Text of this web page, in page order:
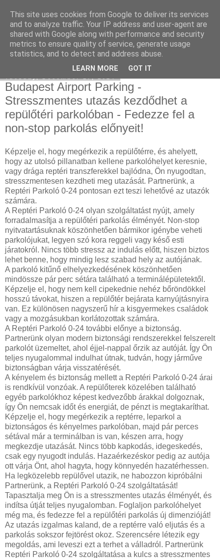
Mercedes külföldről
Budapest Airport Parking -
Stresszmentes utazás kezdődhet a
repülőtéri parkolóban - Fedezze fel a
non-stop parkolás előnyeit!
Képzelje el, hogy megérkezik a repülőtérre, és ahelyett,
hogy az utolsó pillanatban kellene parkolóhelyet keresnie,
vagy drága reptéri transzferekkel bajlódna, Ön nyugodtan,
stresszmentesen kezdheti meg utazását. Partnerünk, a
Reptéri Parkoló 0-24 pontosan ezt teszi lehetővé az utazók
számára.
A Reptéri Parkoló 0-24 olyan szolgáltatást nyújt, amely
forradalmasítja a repülőtéri parkolás élményét. Non-stop
nyitvatartásuknak köszönhetően bármikor igénybe veheti
parkolójukat, legyen szó kora reggeli vagy késő esti
járatokról. Nincs több stressz az indulás előtt, hiszen biztos
lehet benne, hogy mindig lesz szabad hely az autójának.
A parkoló kitűnő elhelyezkedésének köszönhetően
mindössze pár perc sétára található a terminálépületektől.
Képzelje el, hogy nem kell cipekednie nehéz bőröndökkel
hosszú távokat, hiszen a repülőtér bejárata karnyújtásnyira
van. Ez különösen nagyszerű hír a kisgyermekes családok
vagy a mozgásukban korlátozottak számára.
A Reptéri Parkoló 0-24 további előnye a biztonság.
Partnerünk olyan modern biztonsági rendszerekkel felszerelt
parkolót üzemeltet, ahol éjjel-nappal őrzik az autóját. Így Ön
teljes nyugalommal indulhat útnak, tudván, hogy járműve
biztonságban várja visszatérését.
A kényelem és biztonság mellett a Reptéri Parkoló 0-24 árai
is rendkívül vonzóak. A repülőterek közelében található
egyéb parkolókhoz képest kedvezőbb árakkal dolgoznak,
így Ön nemcsak időt és energiát, de pénzt is megtakaríthat.
Képzelje el, hogy megérkezik a reptérre, leparkol a
biztonságos és kényelmes parkolóban, majd pár perces
sétával már a terminálban is van, készen arra, hogy
megkezdje utazását. Nincs több kapkodás, idegeskedés,
csak egy nyugodt indulás. Hazaérkezéskor pedig az autója
ott várja Önt, ahol hagyta, hogy könnyedén hazatérhessen.
Ha legközelebb repülővel utazik, ne habozzon kipróbálni
Partnerünk, a Reptéri Parkoló 0-24 szolgáltatását!
Tapasztalja meg Ön is a stresszmentes utazás élményét, és
indítsa útját teljes nyugalomban. Foglaljon parkolóhelyet
még ma, és fedezze fel a repülőtéri parkolás új dimenzióját!
Az utazás izgalmas kaland, de a reptérre való eljutás és a
parkolás sokszor fejtörést okoz. Szerencsére létezik egy
megoldás, ami leveszi ezt a terhet a válladról. Partnerünk
Reptéri Parkoló 0-24 szolgáltatása a kulcs a stresszmentes
This site uses cookies from Google to deliver its services
and to analyze traffic. Your IP address and user-agent are
shared with Google along with performance and security
metrics to ensure quality of service, generate usage
statistics, and to detect and address abuse.
LEARN MORE GOT IT